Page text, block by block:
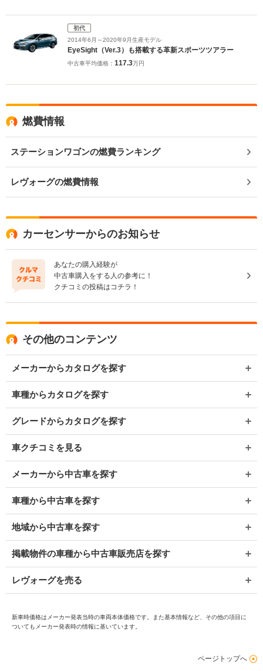
初代
2014年6月～2020年9月生産モデル
EyeSight（Ver.3）も搭載する革新スポーツツアラー
中古車平均価格： 117.3万円
燃費情報
ステーションワゴンの燃費ランキング
レヴォーグの燃費情報
カーセンサーからのお知らせ
あなたの購入経験が
中古車購入をする人の参考に！
クチコミの投稿はコチラ！
その他のコンテンツ
メーカーからカタログを探す
車種からカタログを探す
グレードからカタログを探す
車クチコミを見る
メーカーから中古車を探す
車種から中古車を探す
地域から中古車を探す
掲載物件の車種から中古車販売店を探す
レヴォーグを売る
新車時価格はメーカー発表当時の車両本体価格です。また基本情報など、その他の項目に
ついてもメーカー発表時の情報に基いています。
ページトップへ